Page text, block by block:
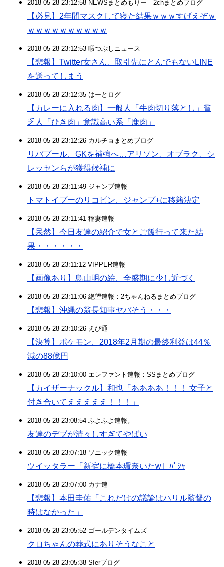
2018-05-28 23:12:58 NEWSまとめもりー｜2chまとめブログ
【必見】2年間マスクして寝た結果ｗｗｗすげえぞｗ
ｗｗｗｗｗｗｗｗｗｗ
2018-05-28 23:12:53 暇つぶしニュース
【悲報】Twitter女さん、取引先にとんでもないLINE
を送ってしまう
2018-05-28 23:12:35 はーとログ
【カレーに入れる肉】一般人「牛肉切り落とし」貧
乏人「ひき肉」意識高い系「鹿肉」
2018-05-28 23:12:26 カルチョまとめブログ
リバプール、GKを補強へ…アリソン、オブラク、シ
レッセンらが獲得候補に
2018-05-28 23:11:49 ジャンプ速報
トマトイプーのリコピン、ジャンプ+に移籍決定
2018-05-28 23:11:41 稲妻速報
【呆然】今日友達の紹介で女とご飯行って来た結
果・・・・・・
2018-05-28 23:11:12 VIPPER速報
【画像あり】鳥山明の絵、全盛期に少し近づく
2018-05-28 23:11:06 絶望速報：2ちゃんねるまとめブログ
【悲報】沖縄の翁長知事ヤバそう・・・
2018-05-28 23:10:26 えび通
【決算】ポケモン、2018年2月期の最終利益は44％
減の88億円
2018-05-28 23:10:00 エレファント速報：SSまとめブログ
【カイザーナックル】和也「ああああ！！！ 女子と
付き合いてえええええ！！！」
2018-05-28 23:08:54 ふよふよ速報。
友達のデブが清々しすぎてやばい
2018-05-28 23:07:18 ソニック速報
ツイッタラー「新宿に橋本環奈いたw」ﾊﾟｼｬ
2018-05-28 23:07:00 カナ速
【悲報】本田圭佑「これだけの議論はハリル監督の
時はなかった」
2018-05-28 23:05:52 ゴールデンタイムズ
クロちゃんの葬式にありそうなこと
2018-05-28 23:05:38 SIerブログ